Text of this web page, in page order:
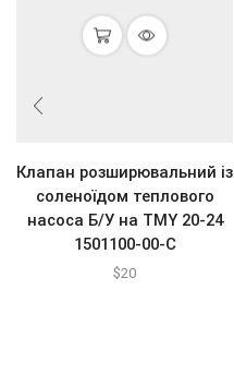
Клапан розширювальний із
соленоїдом теплового
насоса Б/У на ТМY 20-24
1501100-00-C
$20